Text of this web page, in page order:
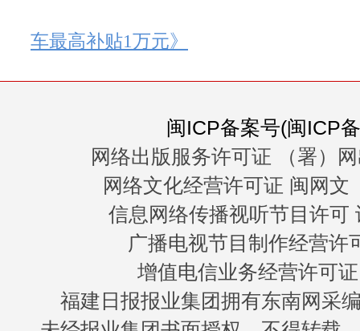
车最高补贴1万元》
闽ICP备案号(闽ICP
网络出版服务许可证 （署）
网络文化经营许可证 闽网文
信息网络传播视听节目许可
广播电视节目制作经营许
增值电信业务经营许可
福建日报报业集团拥有东南网采